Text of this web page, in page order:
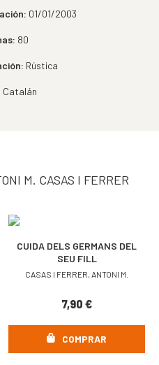
01/01/2003
80
Rústica
Catalán
M. CASAS I FERRER
CUIDA DELS GERMANS DEL
SEU FILL
CASAS I FERRER, ANTONI M.
7,90€
COMPRAR